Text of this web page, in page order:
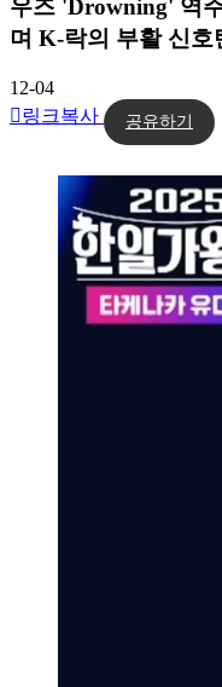
우즈 'Drowning' 역
며 K-락의 부활 신호
12-04
링크복사
공유하기